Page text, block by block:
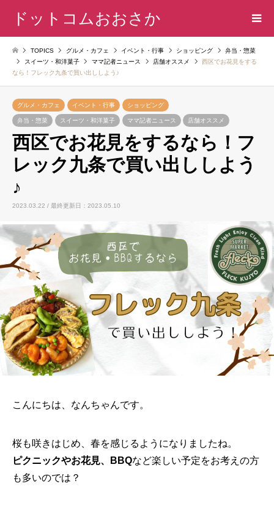
ドットコムおおさか
TOPICS グルメ・カフェ イベント・行事 ショッピング
弁当・惣菜
スイーツ・和洋菓子
ママ記者ニュース 店舗オススメ
西区でお花見をする
なら！フレック九条で買い出ししよう♪
グルメ・カフェ イベント・行事 ショッピング
弁当・惣菜 スイーツ・和洋菓子 ママ記者ニュース 店舗オススメ
西区でお花見をするなら！フ
レック九条で買い出ししよう
♪
2023.03.22 / 最終更新日：2023.05.10
こんにちは、なんちゃんです。
桜も咲きはじめ、春を感じるようになりましたね。
ピクニックやお花見、BBQなど楽しい予定をお考えの方
も多いのでは？